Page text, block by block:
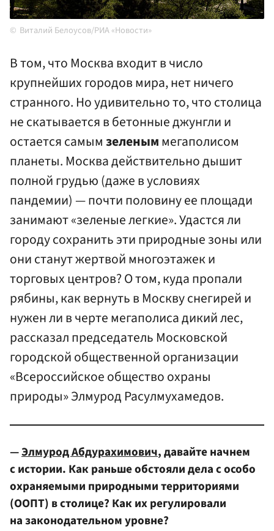
Виталий Белоусов/РИА «Новости»
В том, что Москва входит в число
крупнейших городов мира, нет ничего
странного. Но удивительно то, что столица
не скатывается в бетонные джунгли и
остается самымзеленыммегаполисом
планеты. Москва действительно дышит
полной грудью (даже в условиях
пандемии) — почти половину ее площади
занимают «зеленые легкие». Удастся ли
городу сохранить эти природные зоны или
они станут жертвой многоэтажек и
торговых центров? О том, куда пропали
рябины, как вернуть в Москву снегирей и
нужен ли в черте мегаполиса дикий лес,
рассказал председатель Московской
городской общественной организации
«Всероссийское общество охраны
природы» Элмурод Расулмухамедов.
—Элмурод Абдурахимович, давайте начнем
с истории. Как раньше обстояли дела с особо
охраняемыми природными территориями
(ООПТ) в столице? Как их регулировали
на законодательном уровне?